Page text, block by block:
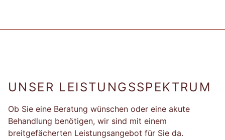
UNSER LEISTUNGSSPEKTRUM
Ob Sie eine Beratung wünschen oder eine akute
Behandlung benötigen, wir sind mit einem
breitgefächerten Leistungsangebot für Sie da.